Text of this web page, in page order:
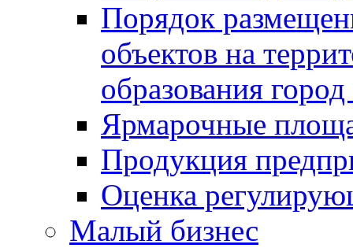
Порядок
объектов на
образования
Ярмарочные
Продукция
Оценка
Малый бизнес